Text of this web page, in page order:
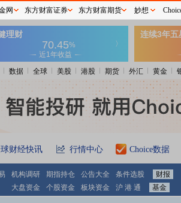
数据 全球 美股 港股 期货 外汇 黄金
财经快讯 行情中心 Choice数据
机构调研 期指持仓 公告大全 条件选股 财报
大盘资金 个股资金 板块资金 沪 港 通 基金
网 东方财富证券 东方财富期货 妙想